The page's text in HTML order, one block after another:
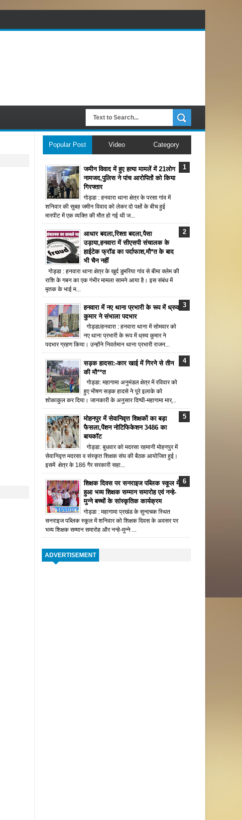
Popular Post Video Category
जमीन विवाद में हुए हत्या मामलें में 21लोग
नामजद,पुलिस ने पांच आरोपितों को किया
गिरफ्तार
गोड्डा : हनवारा थाना क्षेत्र के परसा गांव में
शनिवार की सुबह जमीन विवाद को लेकर दो पक्षों के बीच हुई
मारपीट में एक व्यक्ति की मौत हो गई थी ज...
आधार बदला,रिश्ता बदला,पैसा
उड़ाया,हनवारा में सीएसपी संचालक के
हाईटेक फ्रॉड का पर्दाफाश,मौ*त के बाद
भी चैन नहीं
गोड्डा : हनवारा थाना क्षेत्र के खुर्द डुमरिया गांव से बीमा क्लेम की
राशि के गबन का एक गंभीर मामला सामने आया है। इस संबंध में
मृतक के भाई म...
हनवारा में नए थाना प्रभारी के रूप में ध्रुव
कुमार ने संभाला पदभार
गोड्डा/हनवारा : हनवारा थाना में सोमवार को
नए थाना प्रभारी के रूप में ध्रुव कुमार ने
पदभार ग्रहण किया। उन्होंने निवर्तमान थाना प्रभारी राजन...
सड़क हादसा:-कार खाई में गिरने से तीन
की मौ**त
गोड्डा: महागामा अनुमंडल क्षेत्र में रविवार को
हुए भीषण सड़क हादसे ने पूरे इलाके को
शोकाकुल कर दिया। जानकारी के अनुसार दिग्घी-महागामा मार्...
मोहनपुर में सेवानिवृत्त शिक्षकों का बड़ा
फैसला,पेंशन नोटिफिकेशन 3486 का
बायकॉट
गोड्डा: बुधवार को मदरसा रहमानी मोहनपुर में
सेवानिवृत्त मदरसा व संस्कृत शिक्षक संघ की बैठक आयोजित हुई।
इसमें क्षेत्र के 186 गैर सरकारी सहा...
शिक्षक दिवस पर सनराइज पब्लिक स्कूल में
हुआ भव्य शिक्षक सम्मान समारोह एवं नन्हे-
मुन्ने बच्चों के सांस्कृतिक कार्यक्रम
गोड्डा : महागामा प्रखंड के सुन्दचक स्थित
सनराइज पब्लिक स्कूल में शनिवार को शिक्षक दिवस के अवसर पर
भव्य शिक्षक सम्मान समारोह और नन्हे-मुन्ने ...
ADVERTISEMENT